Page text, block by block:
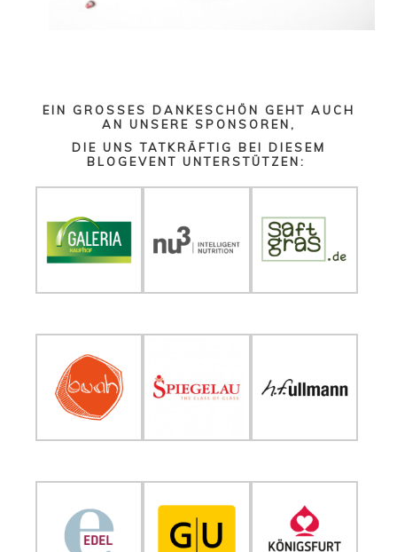
EIN GROSSES DANKESCHÖN GEHT AUCH A
N UNSERE SPONSOREN,
DIE UNS TATKRÄFTIG BEI DIESEM
BLOGEVENT UNTERSTÜTZEN: